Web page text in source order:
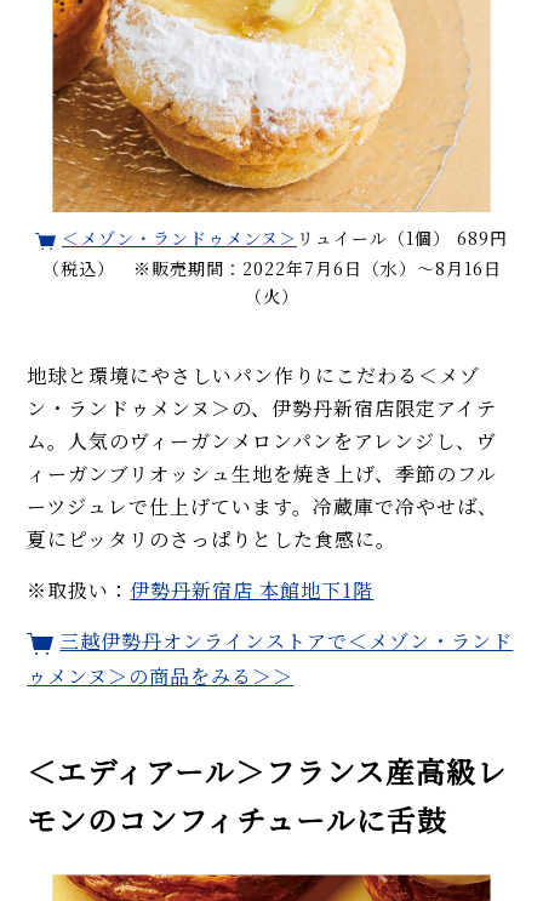
＜メゾン・ランドゥメンヌ＞ リュイール（1個） 689円
（税込） ※販売期間：2022年7月6日（水）～8月16日
（火）
地球と環境にやさしいパン作りにこだわる＜メゾ
ン・ランドゥメンヌ＞の、伊勢丹新宿店限定アイテ
ム。人気のヴィーガンメロンパンをアレンジし、ヴ
ィーガンブリオッシュ生地を焼き上げ、季節のフル
ーツジュレで仕上げています。冷蔵庫で冷やせば、
夏にピッタリのさっぱりとした食感に。
※取扱い： 伊勢丹新宿店 本館地下1階
三越伊勢丹オンラインストアで＜メゾン・ランド
ゥメンヌ＞の商品をみる＞＞
＜エディアール＞フランス産高級レ
モンのコンフィチュールに舌鼓